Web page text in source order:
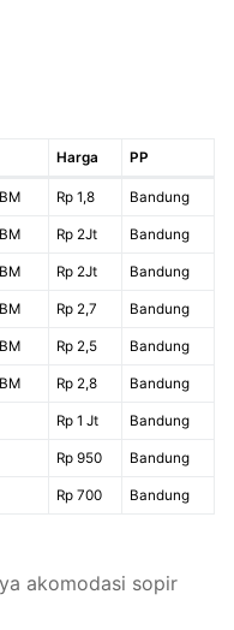
Harga PP
Rp 1,8 Bandung
Rp 2Jt Bandung
Rp 2Jt Bandung
Rp 2,7 Bandung
Rp 2,5 Bandung
Rp 2,8 Bandung
Rp 1 Jt Bandung
Rp 950 Bandung
Rp 700 Bandung
akomodasi sopir